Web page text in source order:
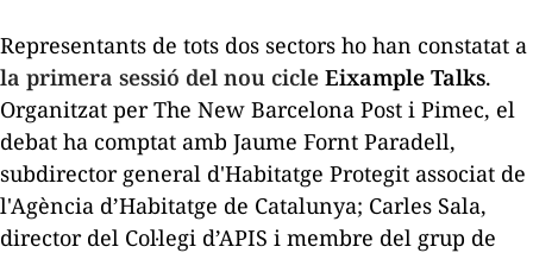
Representants de tots dos sectors ho han constatat a
la primera sessió del nou cicle Eixample Talks.
Organitzat perThe New Barcelona Post i Pimec, el
debat ha comptat amb Jaume Fornt Paradell,
subdirector general d'Habitatge Protegit associat de
l'Agència d’Habitatge de Catalunya; Carles Sala,
director del Col·legi d’APIS i membre del grup de